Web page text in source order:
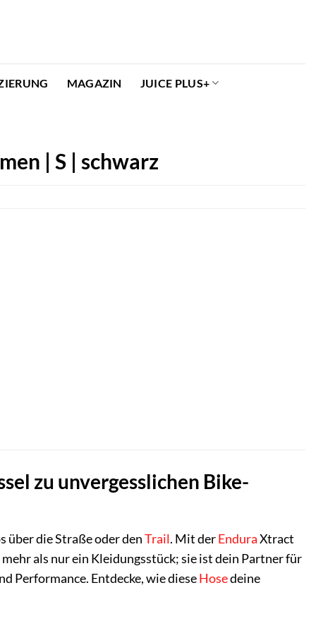
MAGAZIN JUICE PLUS+
| S | schwarz
zu unvergesslichen Bike-
über die Straße oder denTrail. Mit derEnduraXtract
als nur ein Kleidungsstück; sie ist dein Partner für
Performance. Entdecke, wie dieseHosedeine